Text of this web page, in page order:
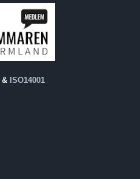
& ISO14001